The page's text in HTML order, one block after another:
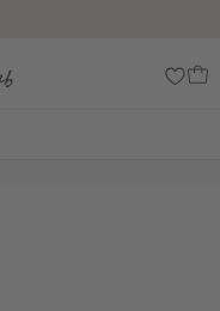
pay & creditcard